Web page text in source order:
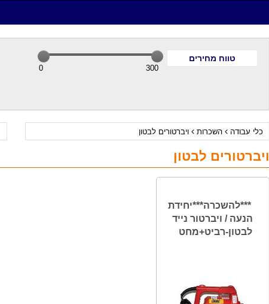
טווח מחירים
300
0
כלי עבודה השכרות ויברטורים לבטון
ויברטורים לבטון
***להשכרה***יחידת
הנעה / ויברטור נייד
לבטון-רביט+מחט